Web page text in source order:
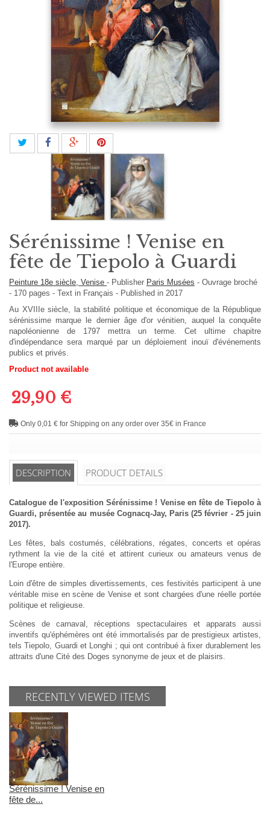
Sérénissime ! Venise en
fête de Tiepolo à Guardi
Peinture 18e siècle, Venise - Publisher Paris Musées - Ouvrage broché
- 170 pages - Text in Français - Published in 2017
Au XVIIIe siècle, la stabilité politique et économique de la République
sérénissime marque le dernier âge d'or vénitien, auquel la conquête
napoléonienne de 1797 mettra un terme. Cet ultime chapitre
d'indépendance sera marqué par un déploiement inouï d'événements
publics et privés.
Product not available
29,90 €
Only 0,01 € for Shipping on any order over 35€ in France
DESCRIPTION PRODUCT DETAILS
Catalogue de l'exposition Sérénissime ! Venise en fête de Tiepolo à
Guardi, présentée au musée Cognacq-Jay, Paris (25 février - 25 juin
2017).
Les fêtes, bals costumés, célébrations, régates, concerts et opéras
rythment la vie de la cité et attirent curieux ou amateurs venus de
l'Europe entière.
Loin d'être de simples divertissements, ces festivités participent à une
véritable mise en scène de Venise et sont chargées d'une réelle portée
politique et religieuse.
Scènes de carnaval, réceptions spectaculaires et apparats aussi
inventifs qu'éphémères ont été immortalisés par de prestigieux artistes,
tels Tiepolo, Guardi et Longhi ; qui ont contribué à fixer durablement les
attraits d'une Cité des Doges synonyme de jeux et de plaisirs.
RECENTLY VIEWED ITEMS
Sérénissime ! Venise en
fête de...